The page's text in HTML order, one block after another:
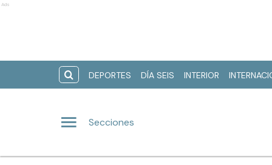
Ads
DEPORTES DÍA SEIS INTERIOR
Secciones